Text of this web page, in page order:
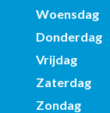
Woensdag
Donderdag
Vrijdag
Zaterdag
Zondag